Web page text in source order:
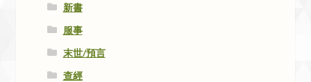
新書
服事
末世/預言
查經